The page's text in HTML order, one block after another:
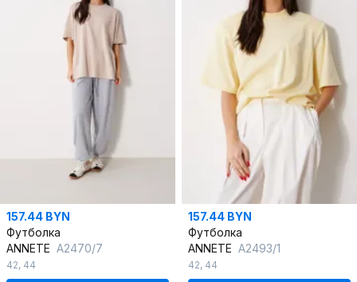
157.44 BYN
Футболка
ANNETE A2470/7
42, 44
157.44 BYN
Футболка
ANNETE A2493/1
42, 44